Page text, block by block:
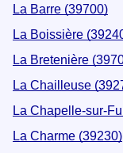
La Barre (39700)
La Boissière
La Bretenière
La Chailleuse
La Chapelle-sur-
La Charme (39230)